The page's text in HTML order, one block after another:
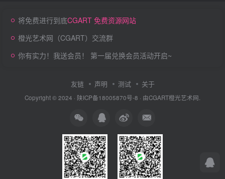
将免费进行到底CGART 免费资源网站
橙光艺术网（CGART）交流群
你有实力！我送会员！ 第一届兑换会员活动开启~
友链 声明 测试 关于
Copyright © 2024 · 陕ICP备18005870号-8 · 由CGART橙光艺术网.